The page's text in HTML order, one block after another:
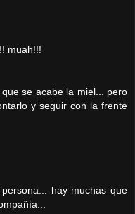
muah!!!
se acabe la miel... pero
y seguir con la frente
hay muchas que